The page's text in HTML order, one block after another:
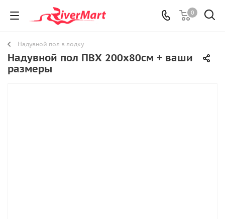
0
Надувной пол в лодку
Надувной пол ПВХ 200х80см + ваши
размеры